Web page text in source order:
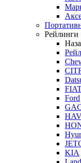
Рейлинги
Ford
KIA